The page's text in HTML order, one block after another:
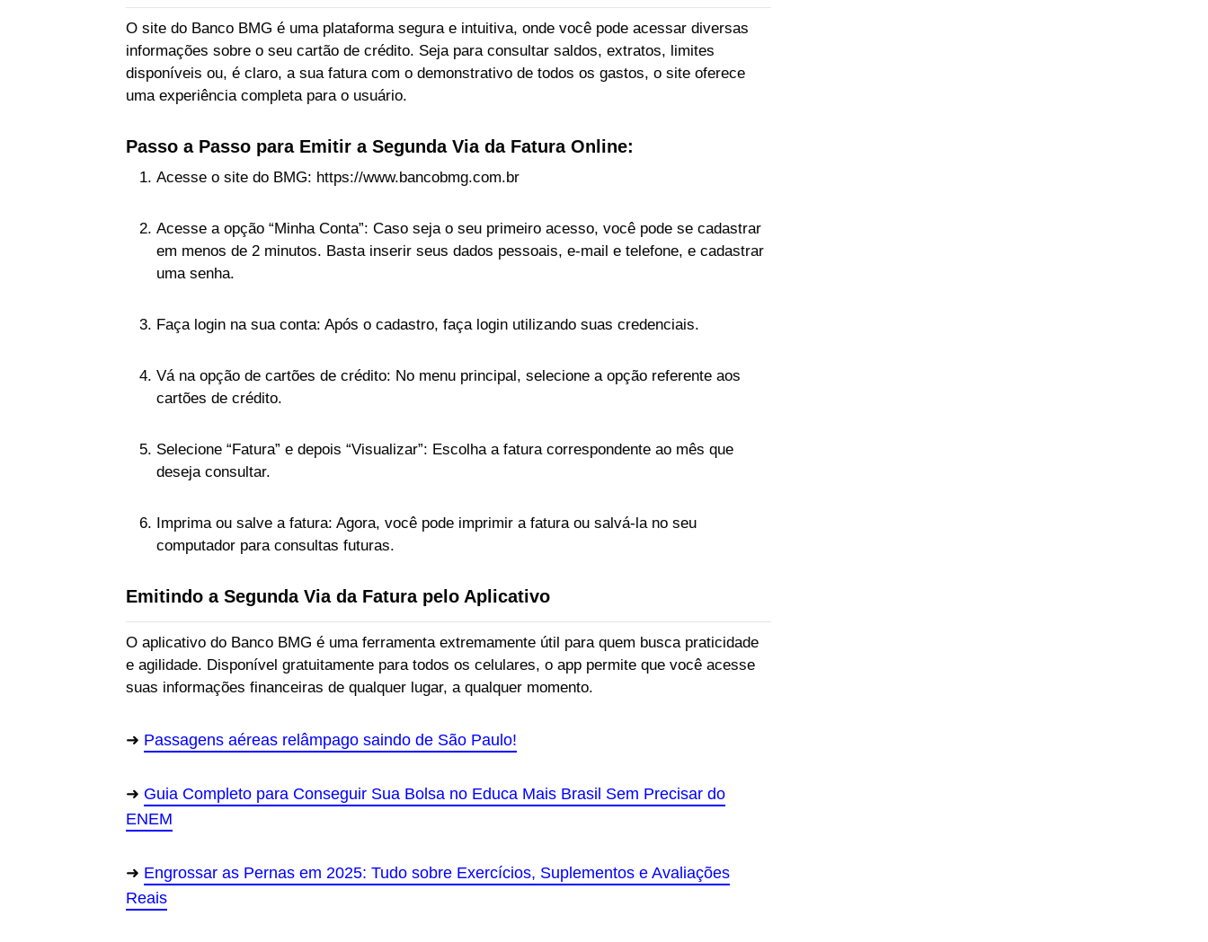
O site do Banco BMG é uma plataforma segura e intuitiva, onde você pode acessar diversas
informações sobre o seu cartão de crédito. Seja para consultar saldos, extratos, limites
disponíveis ou, é claro, a sua fatura com o demonstrativo de todos os gastos, o site oferece
uma experiência completa para o usuário.
Passo a Passo para Emitir a Segunda Via da Fatura Online:
Acesse o site do BMG: https://www.bancobmg.com.br
Acesse a opção “Minha Conta”: Caso seja o seu primeiro acesso, você pode se cadastrar
em menos de 2 minutos. Basta inserir seus dados pessoais, e-mail e telefone, e cadastrar
uma senha.
Faça login na sua conta: Após o cadastro, faça login utilizando suas credenciais.
Vá na opção de cartões de crédito: No menu principal, selecione a opção referente aos
cartões de crédito.
Selecione “Fatura” e depois “Visualizar”: Escolha a fatura correspondente ao mês que
deseja consultar.
Imprima ou salve a fatura: Agora, você pode imprimir a fatura ou salvá-la no seu
computador para consultas futuras.
Emitindo a Segunda Via da Fatura pelo Aplicativo
O aplicativo do Banco BMG é uma ferramenta extremamente útil para quem busca praticidade
e agilidade. Disponível gratuitamente para todos os celulares, o app permite que você acesse
suas informações financeiras de qualquer lugar, a qualquer momento.
Passagens aéreas relâmpago saindo de São Paulo!
Guia Completo para Conseguir Sua Bolsa no Educa Mais Brasil Sem Precisar do
ENEM
Engrossar as Pernas em 2025: Tudo sobre Exercícios, Suplementos e Avaliações
Reais